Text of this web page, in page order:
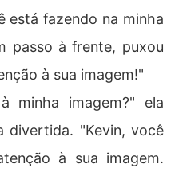
está fazendo na minha
passo à frente, puxou
à sua imagem!"
minha imagem?" ela
divertida. "Kevin, você
à sua imagem.